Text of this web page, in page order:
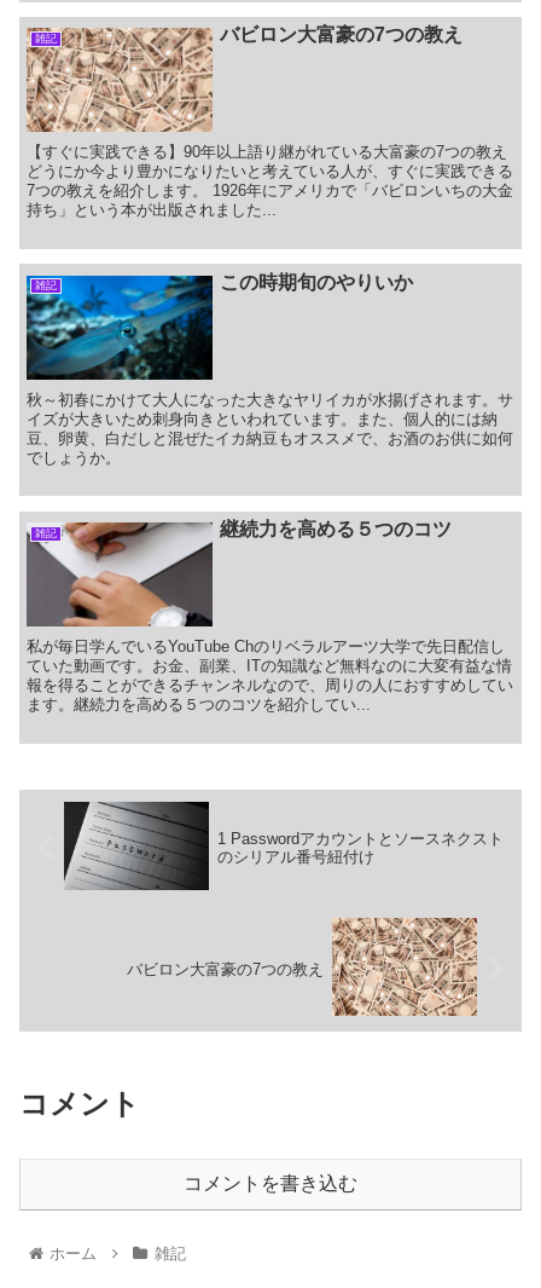
雑記 バビロン大富豪の7つの教え
【すぐに実践できる】90年以上語り継がれている大富豪の7つの教え
どうにか今より豊かになりたいと考えている人が、すぐに実践できる
7つの教えを紹介します。 1926年にアメリカで「バビロンいちの大金
持ち」という本が出版されました...
雑記 この時期旬のやりいか
秋～初春にかけて大人になった大きなヤリイカが水揚げされます。サ
イズが大きいため刺身向きといわれています。また、個人的には納
豆、卵黄、白だしと混ぜたイカ納豆もオススメで、お酒のお供に如何
でしょうか。
雑記 継続力を高める５つのコツ
私が毎日学んでいるYouTube Chのリベラルアーツ大学で先日配信し
ていた動画です。お金、副業、ITの知識など無料なのに大変有益な情
報を得ることができるチャンネルなので、周りの人におすすめしてい
ます。継続力を高める５つのコツを紹介してい...
1 Passwordアカウントとソースネクスト
のシリアル番号紐付け
バビロン大富豪の7つの教え
コメント
コメントを書き込む
ホーム 雑記